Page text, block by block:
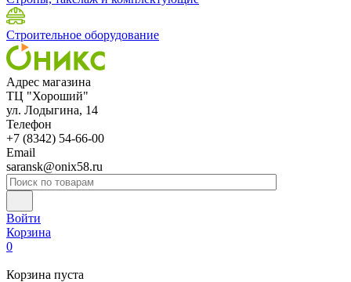
Строительное оборудование
Адрес магазина
ТЦ "Хороший"
ул. Лодыгина, 14
Телефон
+7 (8342) 54-66-00
Email
saransk@onix58.ru
Войти
Корзина
0
Корзина пуста